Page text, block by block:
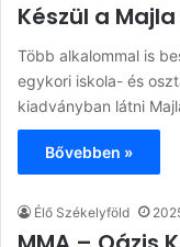
Készül a
Több alkalommal is
egykori iskola- és
kiadványban látni
Bővebben »
Élő Székelyföld